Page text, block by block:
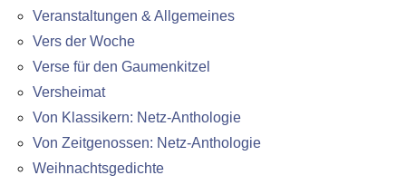
Veranstaltungen & Allgemeines
Vers der Woche
Verse für den Gaumenkitzel
Versheimat
Von Klassikern: Netz-Anthologie
Von Zeitgenossen: Netz-Anthologie
Weihnachtsgedichte